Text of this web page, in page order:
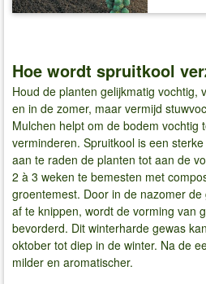
Hoe wordt spruitkool
Houd de planten gelijkmatig vochtig,
en in de zomer, maar vermijd
Mulchen helpt om de bodem vochtig
verminderen. Spruitkool is een
aan te raden de planten tot aan de
2 à 3 weken te bemesten met
groentemest. Door in de nazomer
af te knippen, wordt de vorming van
bevorderd. Dit winterharde gewas
oktober tot diep in de winter. Na de
milder en aromatischer.